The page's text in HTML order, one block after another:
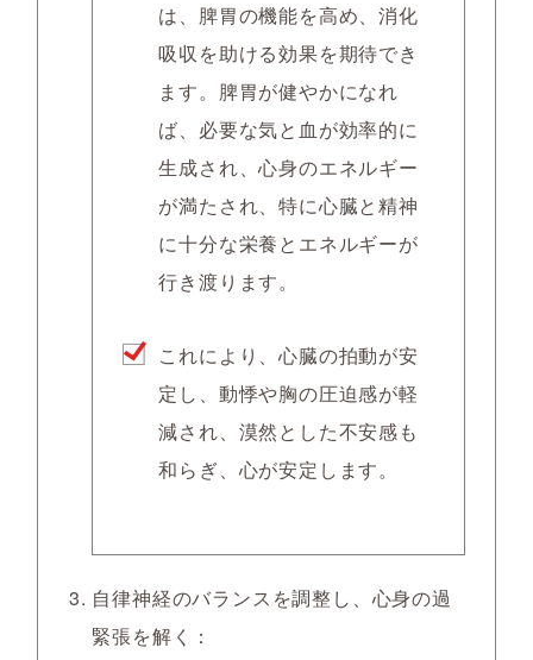
は、脾胃の機能を高め、消化
吸収を助ける効果を期待でき
ます。脾胃が健やかになれ
ば、必要な気と血が効率的に
生成され、心身のエネルギー
が満たされ、特に心臓と精神
に十分な栄養とエネルギーが
行き渡ります。
これにより、心臓の拍動が安
定し、動悸や胸の圧迫感が軽
減され、漠然とした不安感も
和らぎ、心が安定します。
自律神経のバランスを調整し、心身の過
緊張を解く：